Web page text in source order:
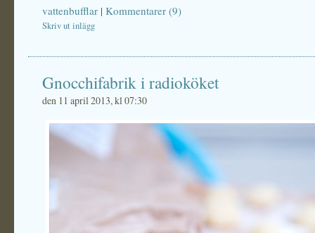
vattenbufflar | Kommentarer (9)
Skriv ut inlägg
Gnocchifabrik i radioköket
den 11 april 2013, kl 07:30